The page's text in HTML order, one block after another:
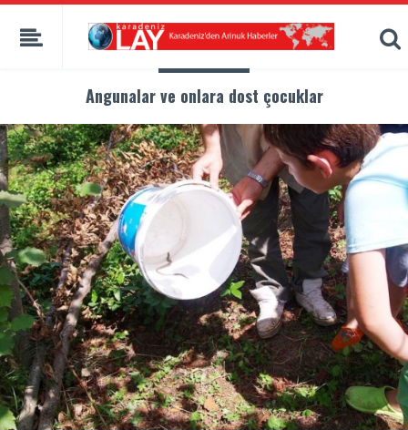
Angunalar ve onlara dost çocuklar